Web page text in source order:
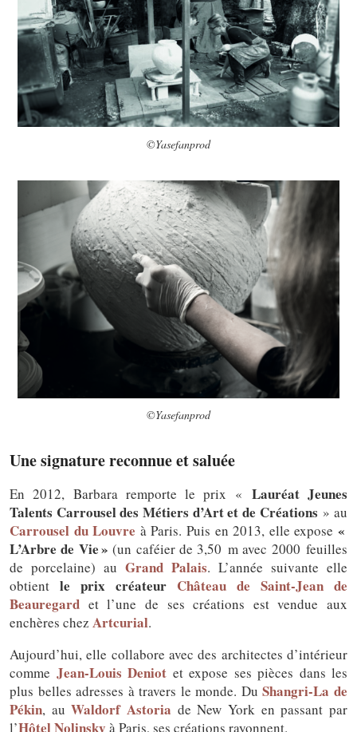
©Yasefanprod
©Yasefanprod
Une signature reconnue et saluée
En 2012, Barbara remporte le prix « Lauréat Jeunes
Talents Carrousel des Métiers d’Art et de Créations » au
Carrousel du Louvre à Paris. Puis en 2013, elle expose«
L’Arbre de Vie » (un caféier de 3,50 m avec 2000 feuilles
de porcelaine) au Grand Palais. L’année suivante elle
obtient le prix créateur Château de Saint-Jean de
Beauregard et l’une de ses créations est vendue aux
enchères chez Artcurial.
Aujourd’hui, elle collabore avec des architectes d’intérieur
comme Jean-Louis Deniot et expose ses pièces dans les
plus belles adresses à travers le monde. DuShangri-La de
Pékin, auWaldorf Astoria de New York en passant par
l’Hôtel Nolinsky à Paris, ses créations rayonnent.